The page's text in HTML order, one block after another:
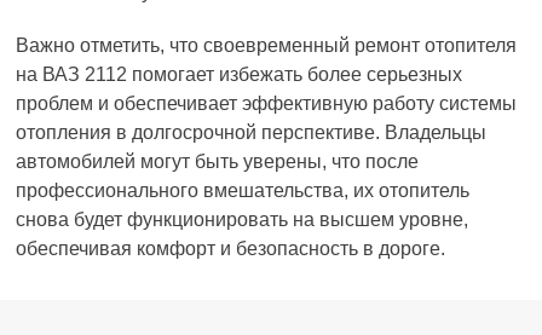
Важно отметить, что своевременный ремонт отопителя
на ВАЗ 2112 помогает избежать более серьезных
проблем и обеспечивает эффективную работу системы
отопления в долгосрочной перспективе. Владельцы
автомобилей могут быть уверены, что после
профессионального вмешательства, их отопитель
снова будет функционировать на высшем уровне,
обеспечивая комфорт и безопасность в дороге.